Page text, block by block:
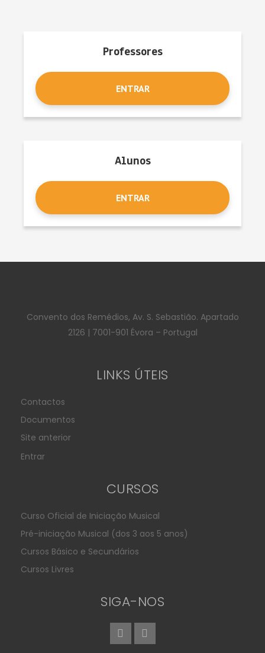
Professores
ENTRAR
Alunos
ENTRAR
Convento dos Remédios, Av. S. Sebastião. Apartado
2126 | 7001-901 Évora – Portugal
LINKS ÚTEIS
Contactos
Documentos
Site anterior
Entrar
CURSOS
Curso Oficial de Iniciação Musical
Pré-iniciação Musical (dos 3 aos 5 anos)
Cursos Básico e Secundários
Cursos Livres
SIGA-NOS